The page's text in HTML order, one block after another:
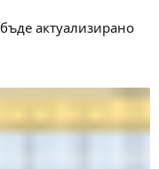
актуализирано